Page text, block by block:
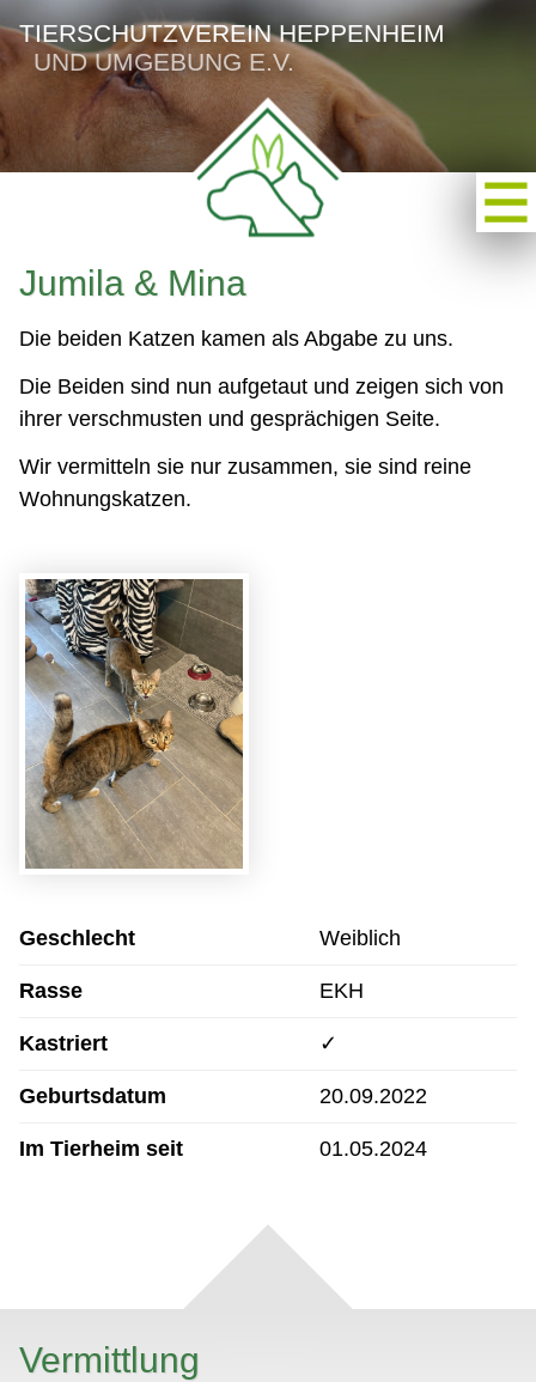
TIERSCHUTZVEREIN HEPPENHEIM
UND UMGEBUNG E.V.
Jumila & Mina
Die beiden Katzen kamen als Abgabe zu uns.
Die Beiden sind nun aufgetaut und zeigen sich von
ihrer verschmusten und gesprächigen Seite.
Wir vermitteln sie nur zusammen, sie sind reine
Wohnungskatzen.
Geschlecht Weiblich
Rasse EKH
Kastriert ✓
Geburtsdatum 20.09.2022
Im Tierheim seit 01.05.2024
Vermittlung